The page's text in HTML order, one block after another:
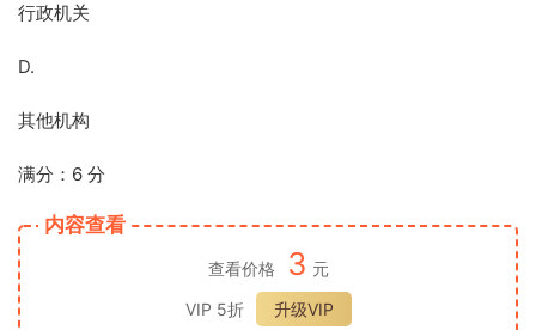
行政机关
D.
其他机构
满分：6 分
内容查看
查看价格 3 元
VIP 5折
升级VIP